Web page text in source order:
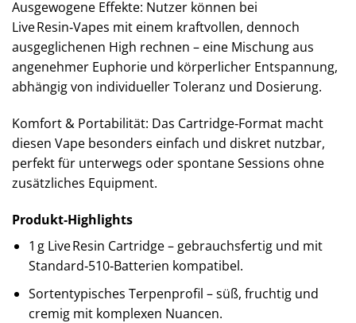
Ausgewogene Effekte: Nutzer können bei
Live Resin‑Vapes mit einem kraftvollen, dennoch
ausgeglichenen High rechnen – eine Mischung aus
angenehmer Euphorie und körperlicher Entspannung,
abhängig von individueller Toleranz und Dosierung.
Komfort & Portabilität: Das Cartridge‑Format macht
diesen Vape besonders einfach und diskret nutzbar,
perfekt für unterwegs oder spontane Sessions ohne
zusätzliches Equipment.
Produkt‑Highlights
1 g Live Resin Cartridge – gebrauchsfertig und mit
Standard‑510‑Batterien kompatibel.
Sortentypisches Terpenprofil – süß, fruchtig und
cremig mit komplexen Nuancen.